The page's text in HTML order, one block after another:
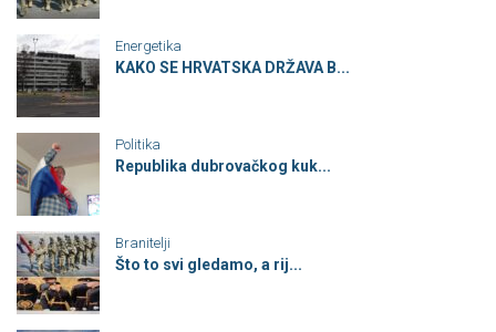
Energetika
KAKO SE HRVATSKA DRŽAVA B...
Politika
Republika dubrovačkog kuk...
Branitelji
Što to svi gledamo, a rij...